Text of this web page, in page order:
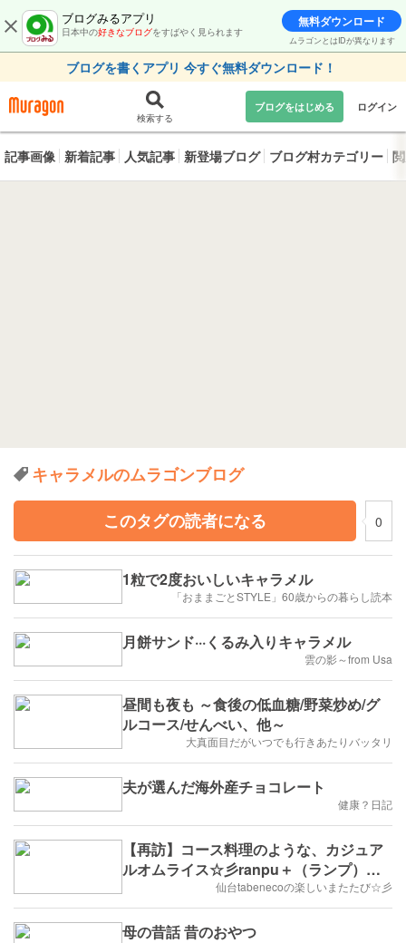
ブログみるアプリ
日本中の好きなブログをすばやく見られます
無料ダウンロード
ムラゴンとはIDが異なります
ブログを書くアプリ 今すぐ無料ダウンロード！
検索する
ブログをはじめる ログイン
記事画像 新着記事 人気記事 新登場ブログ ブログ村カテゴリー
キャラメルのムラゴンブログ
このタグの読者になる
0
1粒で2度おいしいキャラメル
「おままごとSTYLE」60歳からの暮らし読本
月餅サンド···くるみ入りキャラメル
雲の影～from Usa
昼間も夜も ～食後の低血糖/野菜炒め/グ
ルコース/せんべい、他～
大真面目だがいつでも行きあたりバッタリ
夫が選んだ海外産チョコレート
健康？日記
【再訪】コース料理のような、カジュア
ルオムライス☆彡ranpu＋（ランプ）に
行ってきたじょ(๑ÒωÓ๑)仙台tabenecoの楽しいまたたび☆彡
母の昔話 昔のおやつ